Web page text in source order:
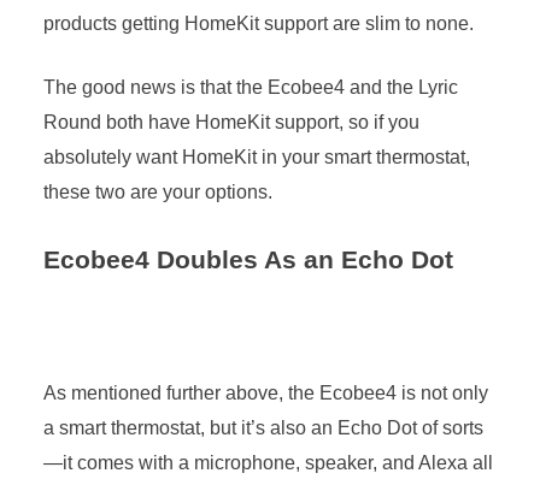
products getting HomeKit support are slim to none.
The good news is that the Ecobee4 and the Lyric
Round both have HomeKit support, so if you
absolutely want HomeKit in your smart thermostat,
these two are your options.
Ecobee4 Doubles As an Echo Dot
As mentioned further above, the Ecobee4 is not only
a smart thermostat, but it’s also an Echo Dot of sorts
—it comes with a microphone, speaker, and Alexa all